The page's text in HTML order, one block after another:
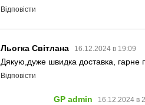
Відповісти
Льогка Світлана 16.12.2024 в 19:09
Дякую,дуже швидка доставка, гарне
Відповісти
GP admin 16.12.2024 в